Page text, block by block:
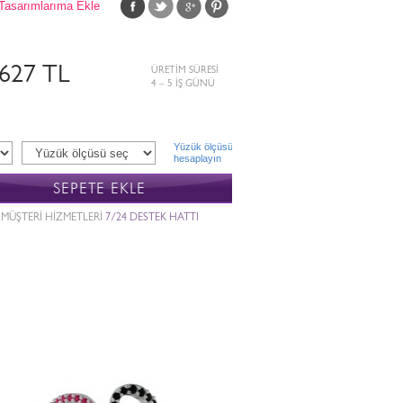
Ekle
TL
ÜRETİM SÜRESİ
4 – 5 İŞ GÜNÜ
Yüzük ölçüsü
hesaplayın
SEPETE EKLE
MÜŞTERİ HİZMETLERİ 7/24 DESTEK HATTI